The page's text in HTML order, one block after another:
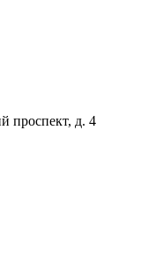
проспект, д. 4